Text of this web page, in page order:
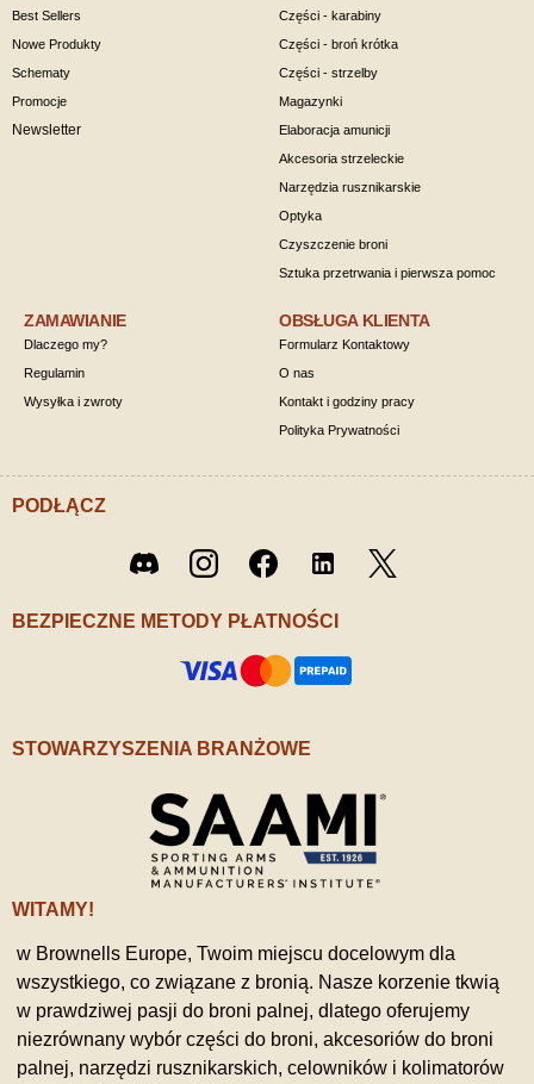
Best Sellers
Nowe Produkty
Schematy
Promocje
Newsletter
Części - karabiny
Części - broń krótka
Części - strzelby
Magazynki
Elaboracja amunicji
Akcesoria strzeleckie
Narzędzia rusznikarskie
Optyka
Czyszczenie broni
Sztuka przetrwania i pierwsza pomoc
ZAMAWIANIE
Dlaczego my?
Regulamin
Wysyłka i zwroty
OBSŁUGA KLIENTA
Formularz Kontaktowy
O nas
Kontakt i godziny pracy
Polityka Prywatności
PODŁĄCZ
Discord Instagram Facebook LinkedIn
BEZPIECZNE METODY PŁATNOŚCI
STOWARZYSZENIA BRANŻOWE
WITAMY!
w Brownells Europe, Twoim miejscu docelowym dla
wszystkiego, co związane z bronią. Nasze korzenie tkwią
w prawdziwej pasji do broni palnej, dlatego oferujemy
niezrównany wybór części do broni, akcesoriów do broni
palnej, narzędzi rusznikarskich, celowników i kolimatorów